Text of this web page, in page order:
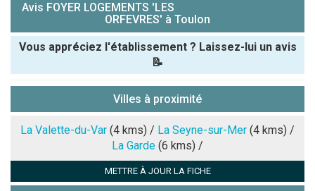
Avis FOYER LOGEMENTS 'LES
ORFEVRES' à Toulon
Vous appréciez l'établissement ? Laissez-lui un avis
📝
Note que vous souhaitez attribuer :
Antispam -
Villes à proximité
La Valette-du-Var (4 kms) / La Seyne-sur-Mer (4 kms) /
La Garde (6 kms) /
METTRE À JOUR LA FICHE